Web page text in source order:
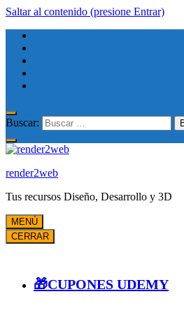
Saltar al contenido (presione Entrar)
Buscar:
render2web
Tus recursos Diseño, Desarrollo y 3D
MENÚ
CERRAR
🎁CUPONES UDEMY